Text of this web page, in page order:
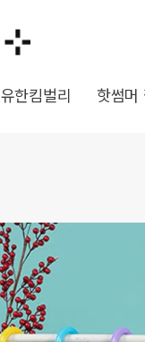
유한킴벌리 핫썸머